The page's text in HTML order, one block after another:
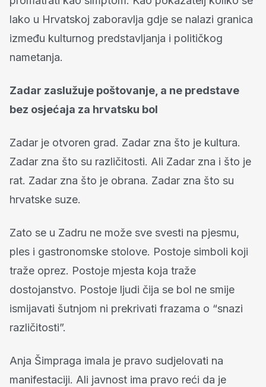
lako u Hrvatskoj zaboravlja gdje se nalazi granica
između kulturnog predstavljanja i političkog
nametanja.
Zadar zaslužuje poštovanje, a ne predstave
bez osjećaja za hrvatsku bol
Zadar je otvoren grad. Zadar zna što je kultura.
Zadar zna što su različitosti. Ali Zadar zna i što je
rat. Zadar zna što je obrana. Zadar zna što su
hrvatske suze.
Zato se u Zadru ne može sve svesti na pjesmu,
ples i gastronomske stolove. Postoje simboli koji
traže oprez. Postoje mjesta koja traže
dostojanstvo. Postoje ljudi čija se bol ne smije
ismijavati šutnjom ni prekrivati frazama o “snazi
različitosti”.
Anja Šimpraga imala je pravo sudjelovati na
manifestaciji. Ali javnost ima pravo reći da je